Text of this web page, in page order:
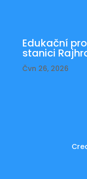
Edukační
stanici
Čvn 26, 2026